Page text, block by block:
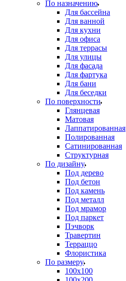
По назначению
Для бассейна
Для ванной
Для кухни
Для офиса
Для террасы
Для улицы
Для фасада
Для фартука
Для бани
Для беседки
По поверхности
Глянцевая
Матовая
Лаппатированная
Полированная
Сатинированная
Структурная
По дизайну
Под дерево
Под бетон
Под камень
Под металл
Под мрамор
Под паркет
Пэчворк
Травертин
Терраццо
Флористика
По размеру
100х100